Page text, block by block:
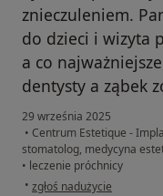
znieczuleniem.
do dzieci i wizyta
a co
dentysty a ząbek
29 września 2025
• Centrum Estetique -
stomatolog, medycyna
• leczenie próchnicy
• w opinii użytkownika Eliza
zgłoś nadużycie